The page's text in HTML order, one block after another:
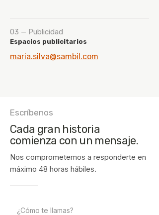
03 — Publicidad
Espacios publicitarios
maria.silva@sambil.com
Escríbenos
Cada gran historia
comienza con un mensaje.
Nos comprometemos a responderte en
máximo 48 horas hábiles.
¿Cómo te llamas?